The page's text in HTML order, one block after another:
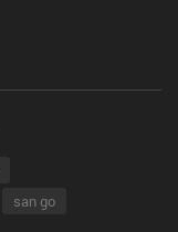
san go